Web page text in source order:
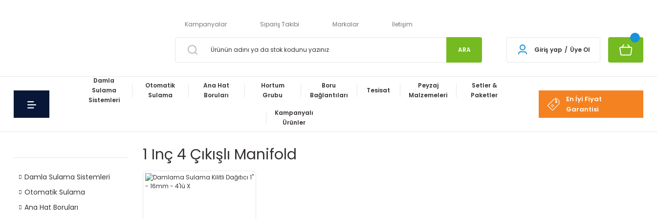
Kampanyalar Sipariş Takibi Markalar İletişim
ARA Giriş yap / Üye Ol
Damla
Sulama
Sistemleri
Otomatik
Sulama
Ana Hat
Boruları
Hortum
Grubu
Boru
Bağlantıları
Tesisat
Peyzaj
Malzemeleri
Setler &
Paketler
Kampanyalı
Ürünler
En İyi Fiyat
Garantisi
Damla Sulama Sistemleri
Otomatik Sulama
Ana Hat Boruları
1 Inç 4 Çıkışlı Manifold